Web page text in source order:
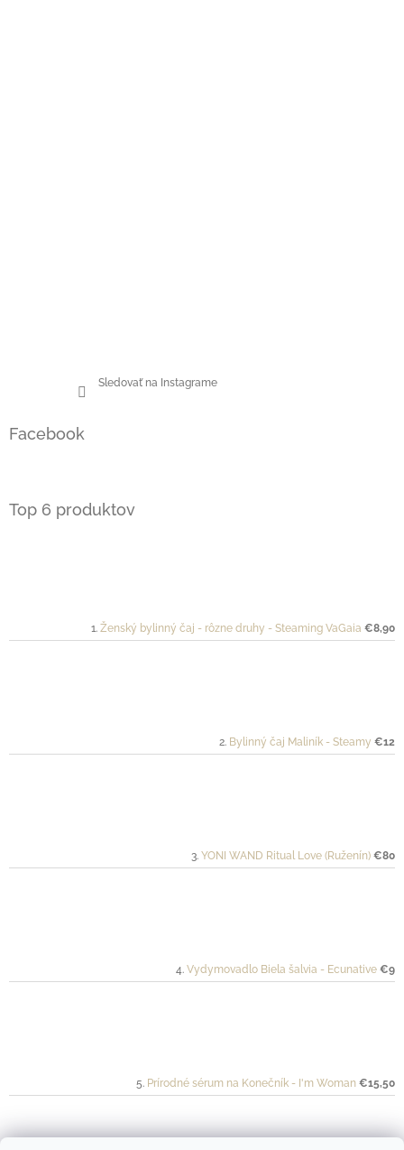
Sledovať na Instagrame
Facebook
Top 6 produktov
Ženský bylinný čaj - rôzne druhy - Steaming VaGaia €8,90
Bylinný čaj Maliník - Steamy €12
YONI WAND Ritual Love (Ruženín) €80
Vydymovadlo Biela šalvia - Ecunative €9
Prírodné sérum na Konečník - I'm Woman €15,50